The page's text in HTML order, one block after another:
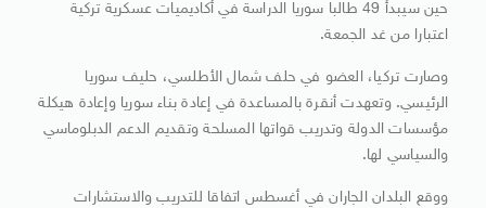
حين سيبدأ 49 طالبا سوريا الدراسة في أكاديميات عسكرية تركية
اعتبارا من غد الجمعة.
وصارت تركيا، العضو في حلف شمال الأطلسي، حليف سوريا
الرئيسي. وتعهدت أنقرة بالمساعدة في إعادة بناء سوريا وإعادة هيكلة
مؤسسات الدولة وتدريب قواتها المسلحة وتقديم الدعم الدبلوماسي
والسياسي لها.
ووقع البلدان الجاران في أغسطس اتفاقا للتدريب والاستشارات